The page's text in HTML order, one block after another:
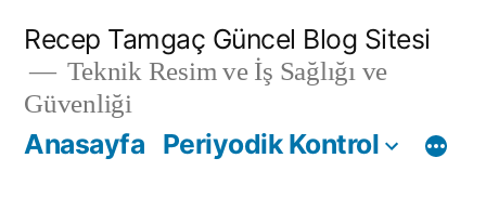
Recep Tamgaç Güncel Blog Sitesi
Teknik Resim ve İş Sağlığı ve
Güvenliği
Anasayfa Periyodik Kontrol